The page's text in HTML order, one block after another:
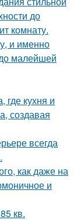
до
комнату.
и именно
малейшей
где кухня и
создавая
всегда
как даже на
и
кв.